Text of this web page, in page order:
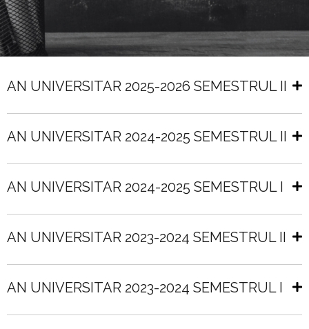
AN UNIVERSITAR 2025-2026 SEMESTRUL II
AN UNIVERSITAR 2024-2025 SEMESTRUL II
AN UNIVERSITAR 2024-2025 SEMESTRUL I
AN UNIVERSITAR 2023-2024 SEMESTRUL II
AN UNIVERSITAR 2023-2024 SEMESTRUL I